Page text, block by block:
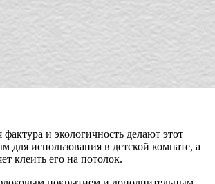
фактура и экологичность делают этот
для использования в детской комнате, а
клеить его на потолок.